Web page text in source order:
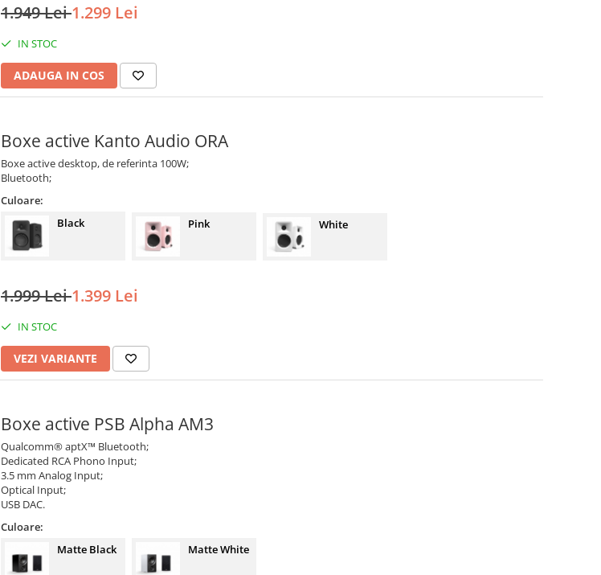
1.949 Lei1.299 Lei
IN STOC
ADAUGA IN COS
Boxe active Kanto Audio ORA
Boxe active desktop, de referinta 100W;
Bluetooth;
Culoare:
Black
Pink White
1.999 Lei1.399 Lei
IN STOC
VEZI VARIANTE
Boxe active PSB Alpha AM3
Qualcomm® aptX™ Bluetooth;
Dedicated RCA Phono Input;
3.5 mm Analog Input;
Optical Input;
USB DAC.
Culoare:
Matte Black
Matte White